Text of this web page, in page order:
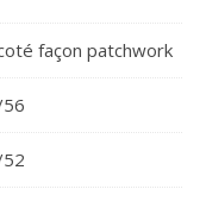
façon patchwork